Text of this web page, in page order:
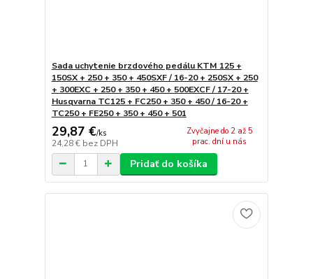
Sada uchytenie brzdového pedálu KTM 125 +
150SX + 250 + 350 + 450SXF / 16-20 + 250SX + 250
+ 300EXC + 250 + 350 + 450 + 500EXCF / 17-20 +
Husqvarna TC125 + FC250 + 350 + 450 / 16-20 +
TC250 + FE250 + 350 + 450 + 501
29,87 €/ks
24,28 € bez DPH
Zvyčajne do 2 až 5
prac. dní u nás
Pridať do košíka